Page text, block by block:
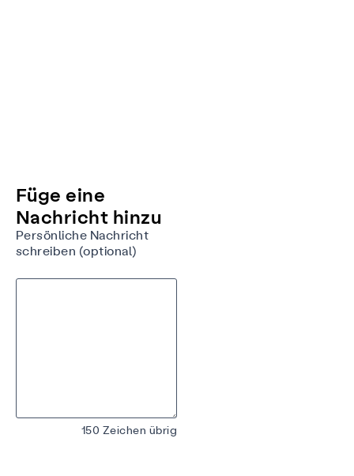
Füge eine
Nachricht hinzu
Persönliche Nachricht
schreiben (optional)
150 Zeichen übrig